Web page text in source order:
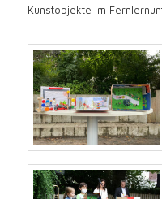
Kunstobjekte im